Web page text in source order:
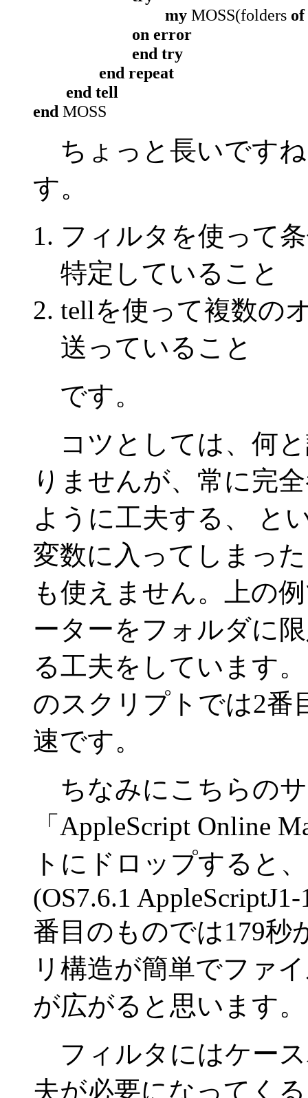
my MOSS(folders of
on error
end try
end repeat
end tell
end MOSS
ちょっと長いです
す。
フィルタを使って
特定していること
tellを使って複数の
送っていること
です。
コツとしては、何
りませんが、常に完
ように工夫する、 と
変数に入ってしまっ
も使えません。上の
ーターをフォルダに
る工夫をしています
のスクリプトでは2番
速です。
ちなみにこちらの
「AppleScript Online
トにドロップすると
(OS7.6.1
番目のものでは179秒
リ構造が簡単でファ
が広がると思います。
フィルタにはケー
夫が必要になってく